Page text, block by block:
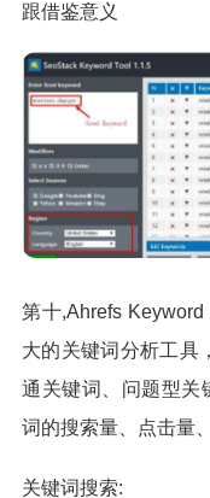
跟借鉴意义
第十,Ahrefs
大的关键词分析工具
通关键词、问题型关
词的搜索量、点击量
关键词搜索: